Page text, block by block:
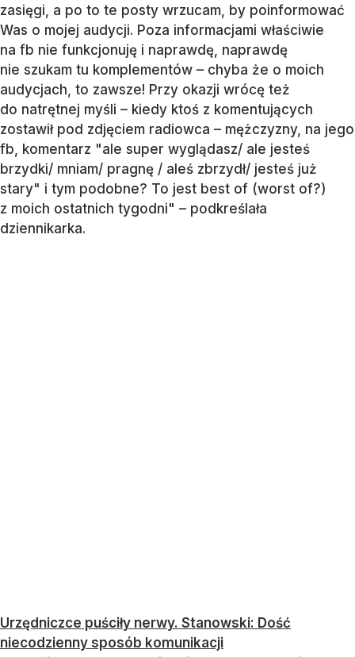
zasięgi, a po to te posty wrzucam, by poinformować
Was o mojej audycji. Poza informacjami właściwie
na fb nie funkcjonuję i naprawdę, naprawdę
nie szukam tu komplementów – chyba że o moich
audycjach, to zawsze! Przy okazji wrócę też
do natrętnej myśli – kiedy ktoś z komentujących
zostawił pod zdjęciem radiowca – mężczyzny, na jego
fb, komentarz "ale super wyglądasz/ ale jesteś
brzydki/ mniam/ pragnę / aleś zbrzydł/ jesteś już
stary" i tym podobne? To jest best of (worst of?)
z moich ostatnich tygodni" – podkreślała
dziennikarka.
Urzędniczce puściły nerwy. Stanowski: Dość
niecodzienny sposób komunikacji